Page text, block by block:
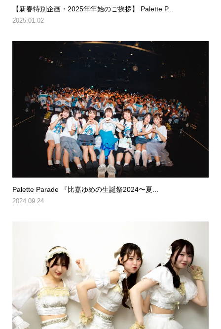
【新春特別企画・2025年年始のご挨拶】 Palette P...
2025.01.02
Palette Parade 『比嘉ゆめの生誕祭2024〜夏...
2024.09.24